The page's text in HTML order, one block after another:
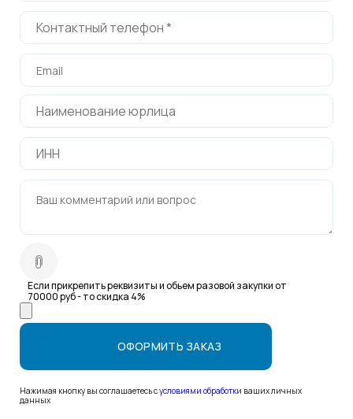
Если прикрепить реквизиты и обьем разовой закупки от
70000 руб - то скидка 4%
Нажимая кнопку вы соглашаетесь сусловиями обработки ваших личных
данных